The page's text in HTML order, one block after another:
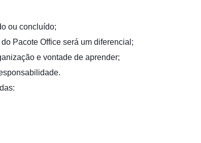
ou concluído;
Pacote Office será um diferencial;
e vontade de aprender;